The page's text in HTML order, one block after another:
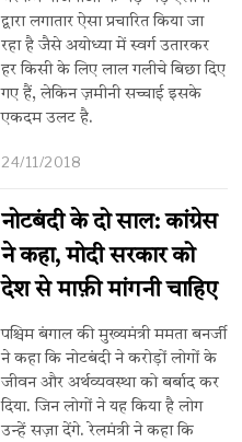
द्वारा लगातार ऐसा प्रचारित किया जा
रहा है जैसे अयोध्या में स्वर्ग उतारकर
हर किसी के लिए लाल गलीचे बिछा दिए
गए हैं, लेकिन ज़मीनी सच्चाई इसके
एकदम उलट है.
24/11/2018
नोटबंदी के दो साल: ​कांग्रेस
ने कहा, मोदी सरकार को
देश से माफ़ी मांगनी चाहिए
पश्चिम बंगाल की मुख्यमंत्री ममता बनर्जी
ने कहा कि नोटबंदी ने करोड़ों लोगों के
जीवन और अर्थव्यवस्था को बर्बाद ​कर
दिया. जिन लोगों ने यह किया है लोग
उन्हें सज़ा ​देंगे. रेलमंत्री ने कहा कि